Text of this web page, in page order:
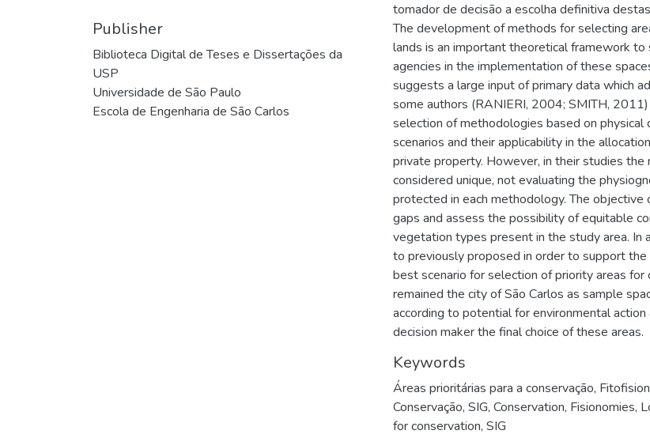
Publisher
Biblioteca Digital de Teses e Dissertações da
USP
Universidade de São Paulo
Escola de Engenharia de São Carlos
tomador de decisão a escolha definitiva
The development of methods for selecting
lands is an important theoretical framework
agencies in the implementation of these
suggests a large input of primary data which
some authors (RANIERI, 2004; SMITH,
selection of methodologies based on
scenarios and their applicability in the
private property. However, in their studies
considered unique, not evaluating the
protected in each methodology. The
gaps and assess the possibility of equitable
vegetation types present in the study area. In
to previously proposed in order to support the
best scenario for selection of priority areas for
remained the city of São Carlos as sample
according to potential for environmental
decision maker the final choice of these areas.
Keywords
Áreas prioritárias para a conservação,
Conservação, SIG, Conservation, Fisionomies,
for conservation, SIG